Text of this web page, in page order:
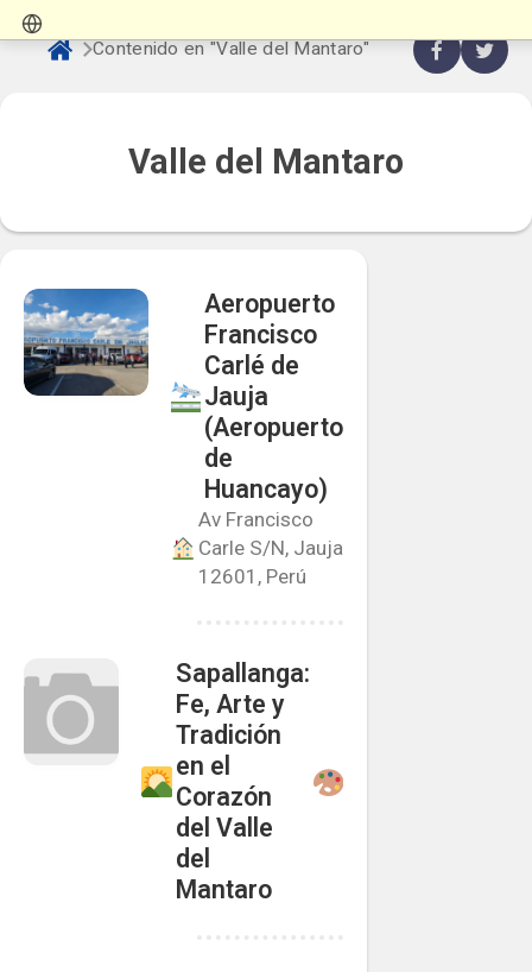
Contenido en "Valle del Mantaro"
Valle del Mantaro
Aeropuerto
Francisco
Carlé de
Jauja
(Aeropuerto
de
Huancayo)
Av Francisco
Carle S/N, Jauja
12601, Perú
Sapallanga:
Fe, Arte y
Tradición
en el
Corazón
del Valle
del
Mantaro